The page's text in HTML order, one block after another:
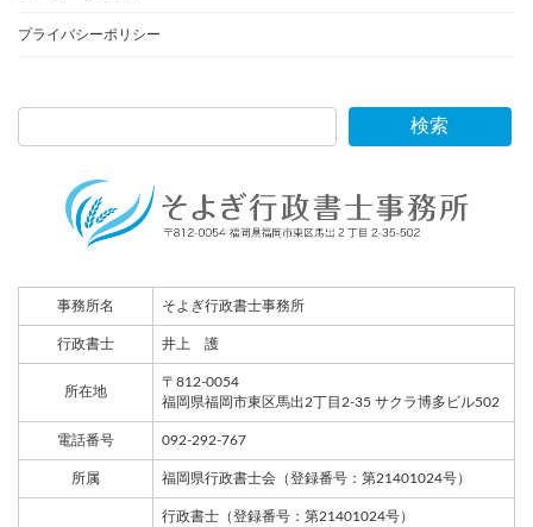
プライバシーポリシー
検索
事務所名 そよぎ行政書士事務所
行政書士 井上 護
所在地
〒812-0054
福岡県福岡市東区馬出2丁目2-35 サクラ博多ビル502
電話番号 092-292-767
所属 福岡県行政書士会（登録番号：第21401024号）
行政書士（登録番号：第21401024号）